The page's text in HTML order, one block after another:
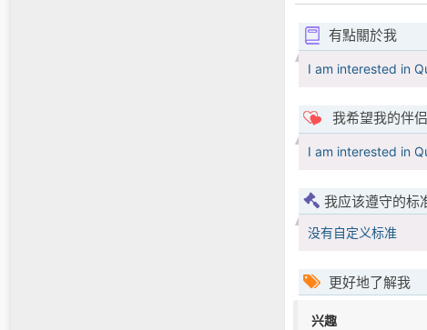
有點關於我
I am interested in
我希望我的伴
I am interested in
我应该遵守的标
没有自定义标准
更好地了解我
兴趣